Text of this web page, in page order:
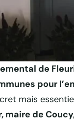
Coucy dans les
de
pour
mais
de